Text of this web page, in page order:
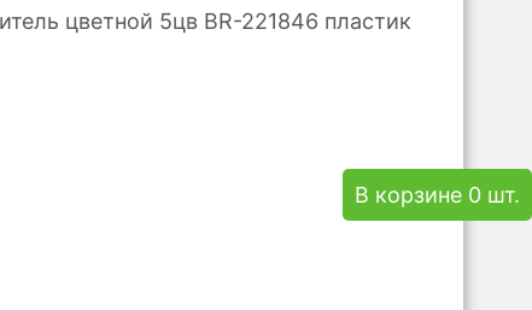
В корзине 0 шт.
цветной 5цв BR-221846 пластик